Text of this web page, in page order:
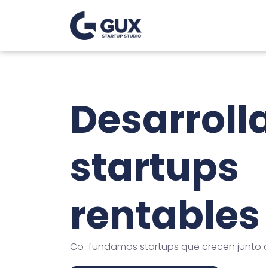
startups
rentables
Co-fundamos startups que crecen junto